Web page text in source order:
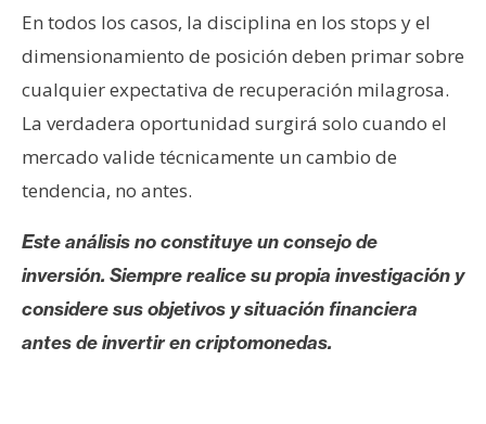
En todos los casos, la disciplina en los stops y el
dimensionamiento de posición deben primar sobre
cualquier expectativa de recuperación milagrosa.
La verdadera oportunidad surgirá solo cuando el
mercado valide técnicamente un cambio de
tendencia, no antes.
Este análisis no constituye un consejo de
inversión. Siempre realice su propia investigación y
considere sus objetivos y situación financiera
antes de invertir en criptomonedas.